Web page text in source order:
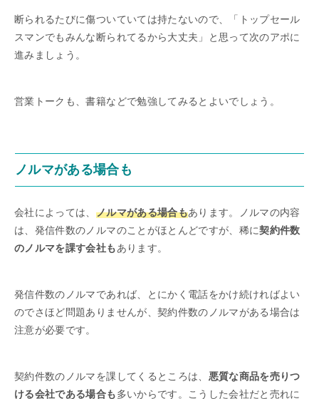
断られるたびに傷ついていては持たないので、「トップセール
スマンでもみんな断られてるから大丈夫」と思って次のアポに
進みましょう。
営業トークも、書籍などで勉強してみるとよいでしょう。
ノルマがある場合も
会社によっては、 ノルマがある場合もあります。ノルマの内容
は、発信件数のノルマのことがほとんどですが、稀に契約件数
のノルマを課す会社もあります。
発信件数のノルマであれば、とにかく電話をかけ続ければよい
のでさほど問題ありませんが、契約件数のノルマがある場合は
注意が必要です。
契約件数のノルマを課してくるところは、 悪質な商品を売りつ
ける会社である場合も多いからです。こうした会社だと売れに